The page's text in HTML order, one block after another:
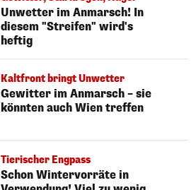
Unwetter im Anmarsch! In
diesem "Streifen" wird's
heftig
Kaltfront bringt Unwetter
Gewitter im Anmarsch – sie
könnten auch Wien treffen
Tierischer Engpass
Schon Wintervorräte in